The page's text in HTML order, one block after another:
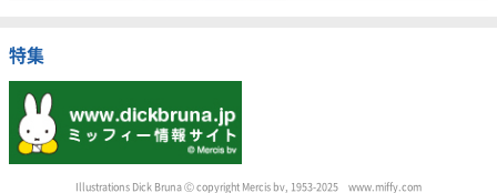
特集
Illustrations Dick Bruna Ⓒ copyright Mercis bv, 1953-2025 www.miffy.com